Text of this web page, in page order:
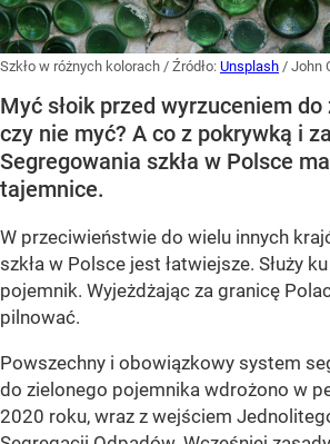
Szkło w różnych kolorach / Źródło: Unsplash / John
Myć słoik przed wyrzuceniem
czy nie myć? A co z pokrywką i
Segregowania szkła w Polsce
tajemnice.
W przeciwieństwie do wielu innych
szkła w Polsce jest łatwiejsze. Służy
pojemnik. Wyjeżdżając za granicę
pilnować.
Powszechny i obowiązkowy system
do zielonego pojemnika wdrożono w
2020 roku, wraz z wejściem